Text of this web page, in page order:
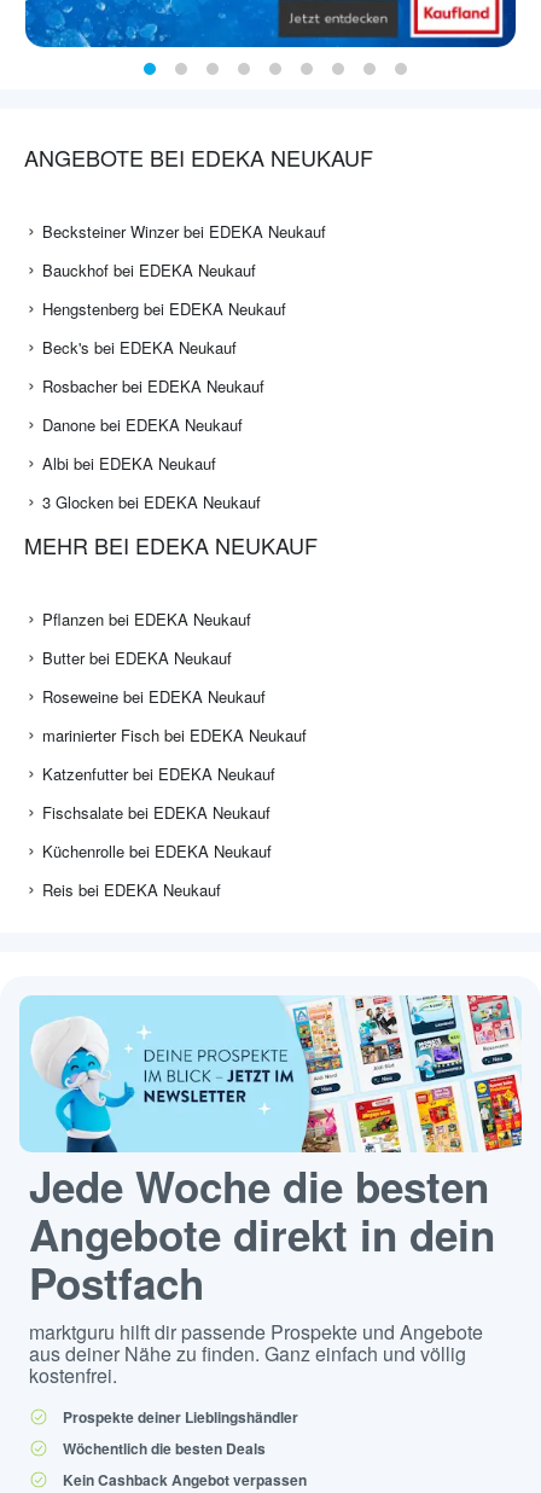
ANGEBOTE BEI EDEKA NEUKAUF
Becksteiner Winzer bei EDEKA Neukauf
Bauckhof bei EDEKA Neukauf
Hengstenberg bei EDEKA Neukauf
Beck's bei EDEKA Neukauf
Rosbacher bei EDEKA Neukauf
Danone bei EDEKA Neukauf
Albi bei EDEKA Neukauf
3 Glocken bei EDEKA Neukauf
MEHR BEI EDEKA NEUKAUF
Pflanzen bei EDEKA Neukauf
Butter bei EDEKA Neukauf
Roseweine bei EDEKA Neukauf
marinierter Fisch bei EDEKA Neukauf
Katzenfutter bei EDEKA Neukauf
Fischsalate bei EDEKA Neukauf
Küchenrolle bei EDEKA Neukauf
Reis bei EDEKA Neukauf
Jede Woche die besten
Angebote direkt in dein
Postfach
marktguru hilft dir passende Prospekte und Angebote
aus deiner Nähe zu finden. Ganz einfach und völlig
kostenfrei.
Prospekte deiner Lieblingshändler
Wöchentlich die besten Deals
Kein Cashback Angebot verpassen